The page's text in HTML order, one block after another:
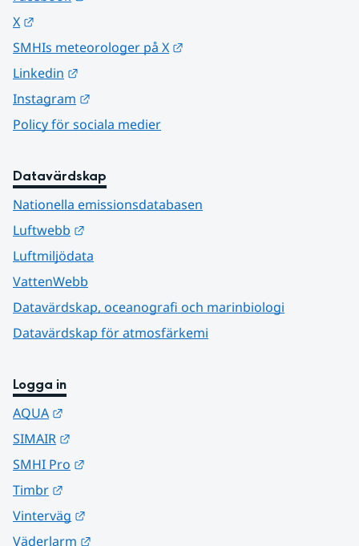
X
SMHIs meteorologer på X
Linkedin
Instagram
Policy för sociala medier
Datavärdskap
Nationella emissionsdatabasen
Luftwebb
Luftmiljödata
VattenWebb
Datavärdskap, oceanografi och marinbiologi
Datavärdskap för atmosfärkemi
Logga in
AQUA
SIMAIR
SMHI Pro
Timbr
Vinterväg
Väderlarm